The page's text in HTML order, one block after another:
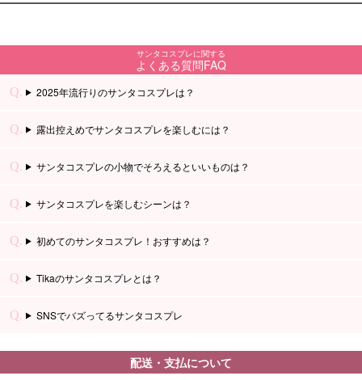
サンタコスプレに関する
よくある質問FAQ
2025年流行りのサンタコスプレは？
露出控えめでサンタコスプレを楽しむには？
サンタコスプレの小物でそろえるといいものは？
サンタコスプレを楽しむシーンは？
初めてのサンタコスプレ！おすすめは？
Tikaのサンタコスプレとは？
SNSでバズってるサンタコスプレ
配送・支払について